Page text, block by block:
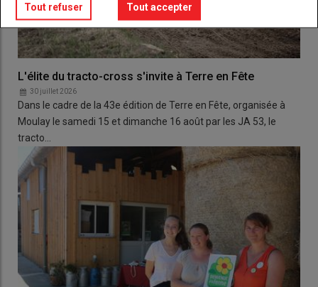
L'élite du tracto-cross s'invite à Terre en Fête
30 juillet 2026
Dans le cadre de la 43e édition de Terre en Fête, organisée à
Moulay le samedi 15 et dimanche 16 août par les JA 53, le
tracto…
Tout refuser Tout accepter